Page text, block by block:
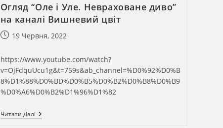
Огляд “Оле і Уле. Невраховане диво”
на каналі Вишневий цвіт
Запис19 Червня, 2022
https://www.youtube.com/watch?
v=OjFdquUcu1g&t=759s&ab_channel=%D0%92%D0%B
8%D1%88%D0%BD%D0%B5%D0%B2%D0%B8%D0%B9
%D0%A6%D0%B2%D1%96%D1%82
Читати ДаліОгляд
“Оле